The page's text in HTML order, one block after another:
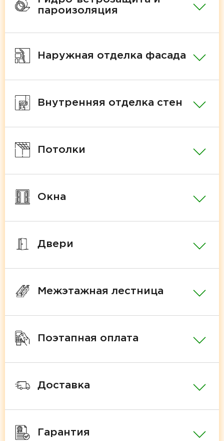
пароизоляция
Наружная отделка фасада
Внутренняя отделка стен
Потолки
Окна
Двери
Межэтажная лестница
Поэтапная оплата
Доставка
Гарантия